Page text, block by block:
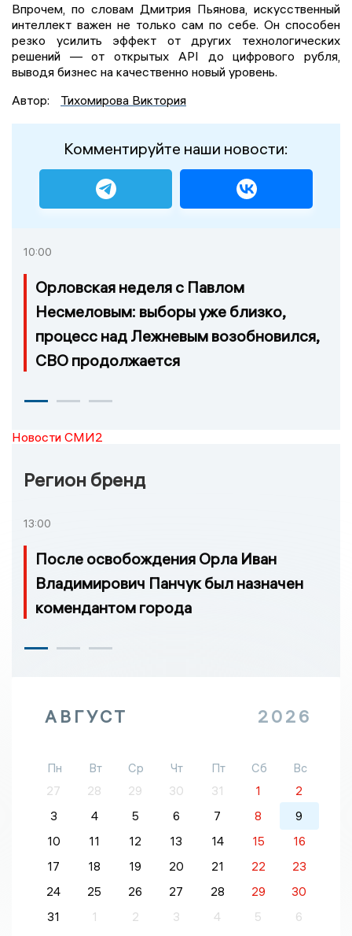
Впрочем, по словам Дмитрия Пьянова, искусственный
интеллект важен не только сам по себе. Он способен
резко усилить эффект от других технологических
решений — от открытых API до цифрового рубля,
выводя бизнес на качественно новый уровень.
Автор:
Тихомирова Виктория
Комментируйте наши новости:
10:00
Орловская неделя с Павлом
Несмеловым: выборы уже близко,
процесс над Лежневым возобновился,
СВО продолжается
Новости СМИ2
Регион бренд
13:00
После освобождения Орла Иван
Владимирович Панчук был назначен
комендантом города
АВГУСТ 2026
Пн Вт Ср Чт Пт Сб
Вс
27
28 29 30 31 1
2
3
4 5 6 7 8
9
10
11 12 13 14 15
16
17
18 19 20 21 22
23
24
25 26 27 28 29
30
31
1 2 3 4 5 6